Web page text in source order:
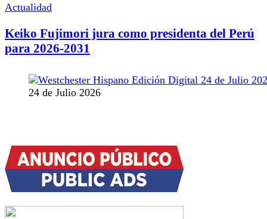
Actualidad
Keiko Fujimori jura como presidenta del Perú
para 2026-2031
24 de Julio 2026